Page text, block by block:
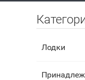
Лодки